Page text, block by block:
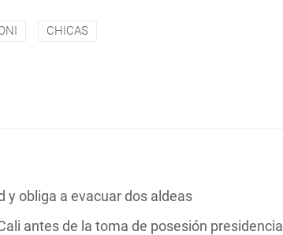
CHICAS
y obliga a evacuar dos aldeas
antes de la toma de posesión presidencial